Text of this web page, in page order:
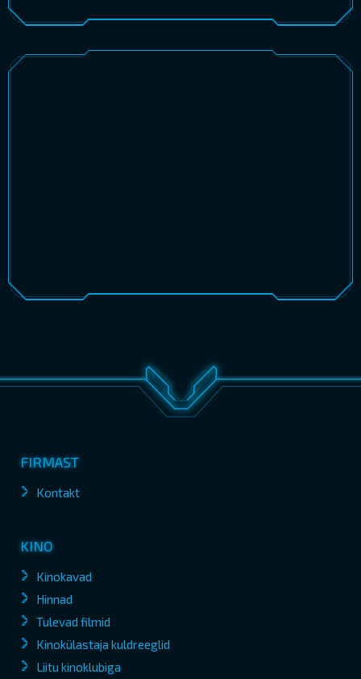
FIRMAST
Kontakt
KINO
Kinokavad
Hinnad
Tulevad filmid
Kinokülastaja kuldreeglid
Liitu kinoklubiga